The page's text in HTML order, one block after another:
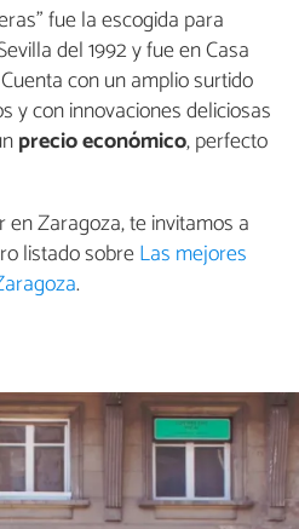
fue la escogida para
del 1992 y fue en Casa
con un amplio surtido
y con innovaciones deliciosas
precio económico, perfecto
Zaragoza, te invitamos a
listado sobreLas mejores
.